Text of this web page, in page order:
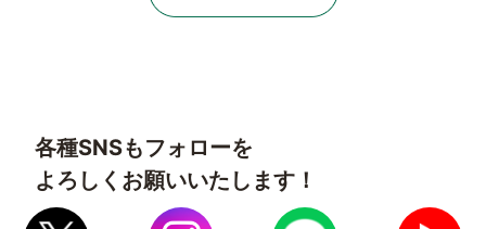
各種SNSもフォローを
よろしくお願いいたします！